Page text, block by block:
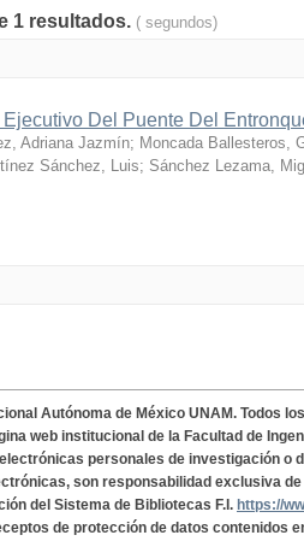
1 resultados. ( segundos)
Del Puente Del
Adriana Jazmín; Moncada Ballesteros,
Sánchez, Luis; Sánchez Lezama,
Autónoma de México UNAM. Todos
web institucional de la Facultad de
personales de investigación o
son responsabilidad exclusiva
del Sistema de Bibliotecas F.I. https://
de protección de datos contenidos